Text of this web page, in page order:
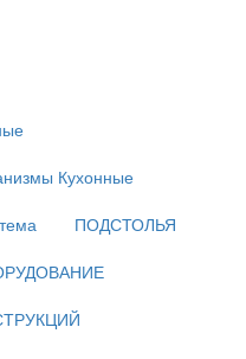
Кухонные
ПОДСТОЛЬЯ